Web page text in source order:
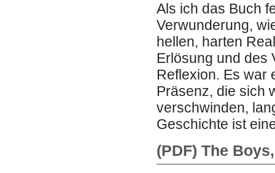
Als ich das Buch
Verwunderung,
hellen, harten
Erlösung und des
Reflexion. Es war
Präsenz, die sich
verschwinden,
Geschichte ist
(PDF) The